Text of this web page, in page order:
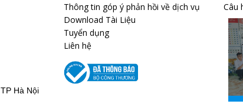
chuyển tiết
Hà Nội
Thông tin góp ý phản hồi về dịch vụ
Download Tài Liệu
Tuyển dụng
Liên hệ
Câu